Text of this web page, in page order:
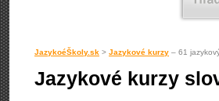
JazykoéŠkoly.sk > Jazykové kurzy – 61
Jazykové kurzy